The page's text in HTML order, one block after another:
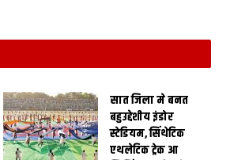
सात जिला मे बनत
बहुउद्देशीय इंडोर
स्‍टेडि‍यम, सिंथेटिक
एथलेटिक ट्रेक आ